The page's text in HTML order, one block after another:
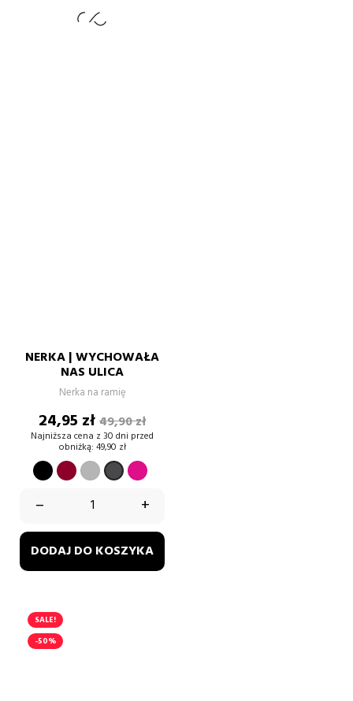
NERKA | WYCHOWAŁA
NAS ULICA
Nerka na ramię
Cena
24,95 złCena
podstawowa
49,90 zł
Najniższa cena z 30 dni przed
obniżką: 49,90 zł
CZARNYBORDOWY
SZARYGRAFITFUKSJA
– +
DODAJ DO KOSZYKA
SALE!
-50%